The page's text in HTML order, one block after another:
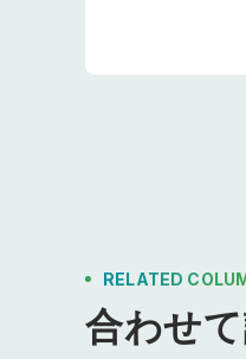
RELATED
合わせ